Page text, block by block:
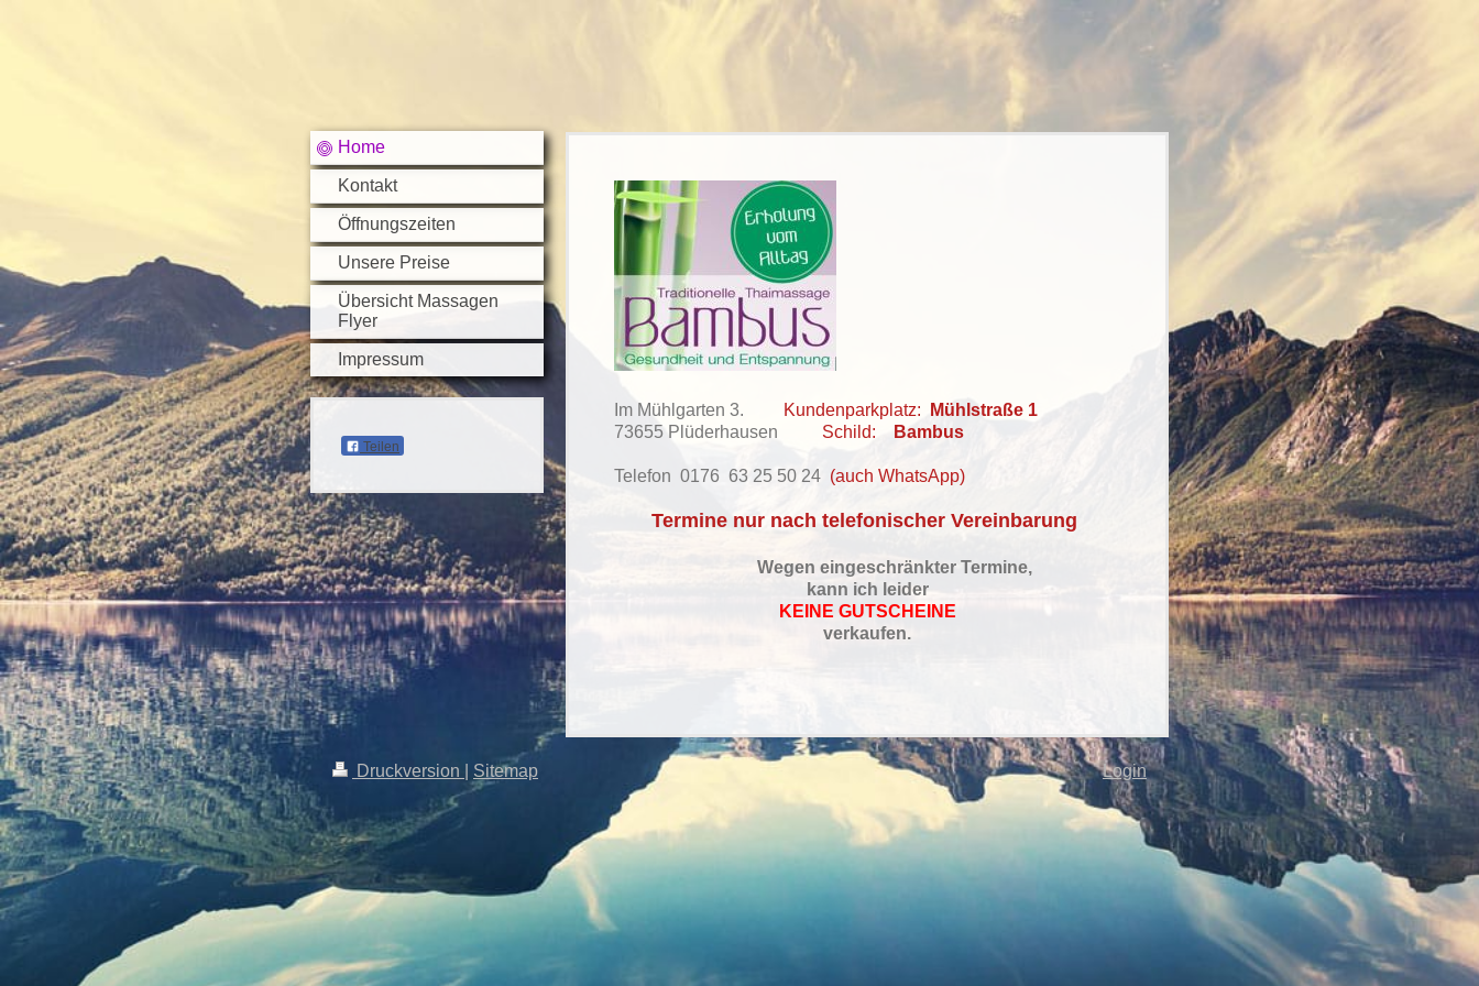
Home
Kontakt
Öffnungszeiten
Unsere Preise
Übersicht Massagen
Flyer
Impressum
Teilen
Im Mühlgarten 3. Kundenparkplatz:
Mühlstraße 1
73655 Plüderhausen
Schild: Bambus
Telefon 0176 63 25 50 24 (auch WhatsApp)
Termine nur nach telefonischer Vereinbarung
Wegen eingeschränkter Termine,
kann ich leider
KEINE GUTSCHEINE
verkaufen.
Druckversion Sitemap Login